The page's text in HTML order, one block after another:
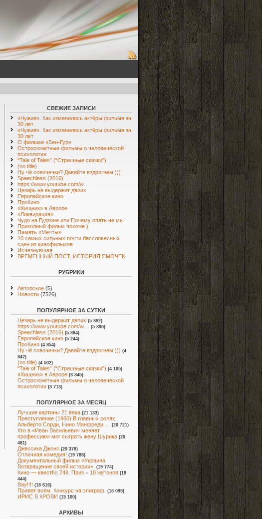
СВЕЖИЕ ЗАПИСИ
«Чужие». Как изменились актёры фильма за
30 лет
«Чужие». Как изменились актёры фильма за
30 лет
О фильме «Бен-Гур»
Остросюжетные фильмы о человеческой
психологии
“Tale of Tales” (“Страшные сказки”)
(no title)
Ну чё совочечки? Давайте вздрогнем:)))
Speechless (2016)
https://www.youtube.com/w…
Цезарь не выдержит двоих
Европейское кино
ПроКино
«Хищник» в Авроре
«Ликвидация»
Чудо на Гудзоне или Почему опять не мы
Приколный фильм похоже )
Память «Мечты»
10 самых сильных почти бессловесных
сцен из кинофильмов
Исчезнувшая
ВРЕМЕННЫЙ ПОСТ. ИСТОРИЯ ЯМОЧЕК
РУБРИКИ
Авторское (5)
Новости (7526)
ПОПУЛЯРНОЕ ЗА СУТКИ
Цезарь не выдержит двоих (5 892)
https://www.youtube.com/w… (5 890)
Speechless (2016) (5 884)
Европейское кино (5 244)
ПроКино (4 854)
Ну чё совочечки? Давайте вздрогнем:))) (4
842)
(no title) (4 502)
“Tale of Tales” (“Страшные сказки”) (4 105)
«Хищник» в Авроре (3 845)
Остросюжетные фильмы о человеческой
психологии (3 713)
ПОПУЛЯРНОЕ ЗА МЕСЯЦ
Лучшие картины 21 века (21 133)
Преступление (1960) В главных ролях:
Альберто Сорди, Нино Манфреди …
(20 721)
Кто в «Иван Васильевич меняет
профессию» мог сыграть жену Шурика (20
481)
Джессика Джонс (20 378)
Отличная комедия! (19 788)
Документальный фильм «Украина.
Возвращение своей истории». (19 774)
Кино — квест№ 748. Приз = 10 жетонов (19
444)
Вау!!!! (18 616)
Привет всем. Конкурс на эпиграф. (18 095)
ИРИС В КРОВИ (15 100)
АРХИВЫ